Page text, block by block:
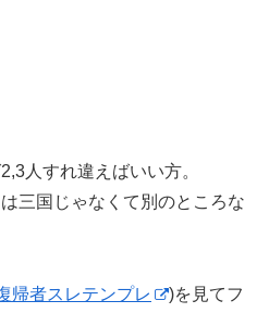
人すれ違えばいい方。
三国じゃなくて別のところな
帰者スレテンプレ
)を見てフ